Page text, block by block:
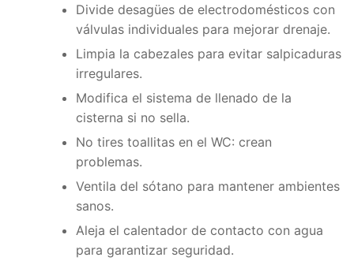
Divide desagües de electrodomésticos con
válvulas individuales para mejorar drenaje.
Limpia la cabezales para evitar salpicaduras
irregulares.
Modifica el sistema de llenado de la
cisterna si no sella.
No tires toallitas en el WC: crean
problemas.
Ventila del sótano para mantener ambientes
sanos.
Aleja el calentador de contacto con agua
para garantizar seguridad.